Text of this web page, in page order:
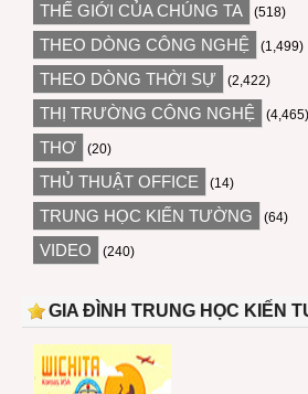
THẾ GIỚI CỦA CHÚNG TA (518)
THEO DÒNG CÔNG NGHỆ (1,499)
THEO DÒNG THỜI SỰ (2,422)
THỊ TRƯỜNG CÔNG NGHỆ (4,465)
THƠ (20)
THỦ THUẬT OFFICE (14)
TRUNG HỌC KIẾN TƯỜNG (64)
VIDEO (240)
GIA ĐÌNH TRUNG HỌC KIẾN